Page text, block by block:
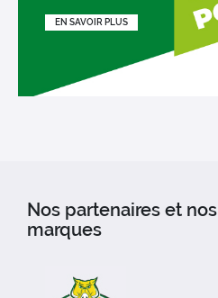
EN SAVOIR PLUS
Nos partenaires et nos
marques